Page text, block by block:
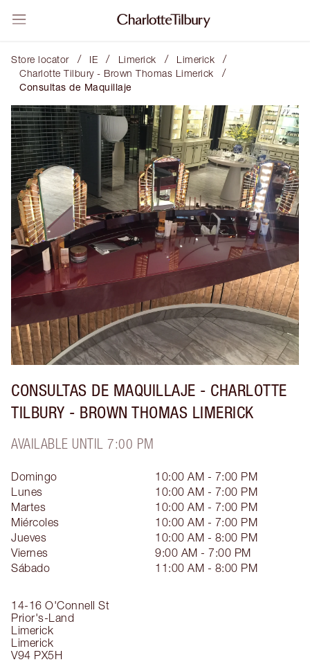
Store locator / IE / Limerick / Limerick /
Charlotte Tilbury - Brown Thomas Limerick /
Consultas de Maquillaje
CONSULTAS DE MAQUILLAJE - CHARLOTTE
TILBURY - BROWN THOMAS LIMERICK
AVAILABLE UNTIL 7:00 PM
14-16 O'Connell St
Prior's-Land
Limerick
Limerick
V94 PX5H
Domingo
10:00 AM - 7:00 PM
Lunes
10:00 AM - 7:00 PM
Martes
10:00 AM - 7:00 PM
Miércoles
10:00 AM - 7:00 PM
Jueves
10:00 AM - 8:00 PM
Viernes
9:00 AM - 7:00 PM
Sábado
11:00 AM - 8:00 PM